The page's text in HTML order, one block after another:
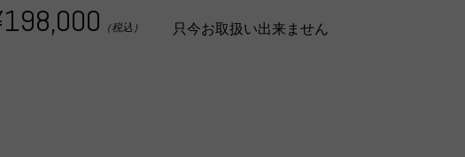
（税込） 只今お取扱い出来ません